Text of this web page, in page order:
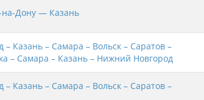
на-Дону — Казань
Казань – Самара – Вольск – Саратов –
– Самара – Казань – Нижний Новгород
Казань – Самара – Вольск – Саратов –